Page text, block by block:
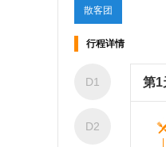
散客团
行程详情
D1
D2
第1